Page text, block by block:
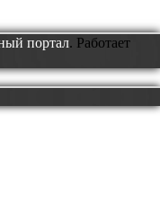
портал. Работает